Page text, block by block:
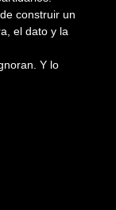
construir un
el dato y la
Y lo